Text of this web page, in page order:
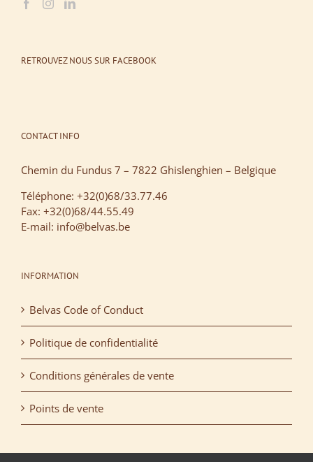
RETROUVEZ NOUS SUR FACEBOOK
CONTACT INFO
Chemin du Fundus 7 – 7822 Ghislenghien – Belgique
Téléphone: +32(0)68/33.77.46
Fax: +32(0)68/44.55.49
E-mail: info@belvas.be
INFORMATION
Belvas Code of Conduct
Politique de confidentialité
Conditions générales de vente
Points de vente